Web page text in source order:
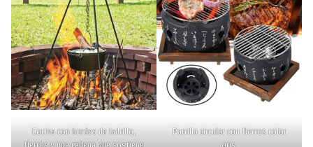
Cocina con bordes de ladrillo,
fierros y una cadena que sostiene
Parrilla circular con fierros color
gris.